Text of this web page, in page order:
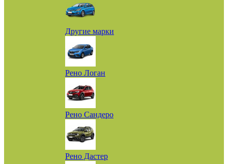
Другие марки
Рено Логан
Рено Сандеро
Рено Дастер